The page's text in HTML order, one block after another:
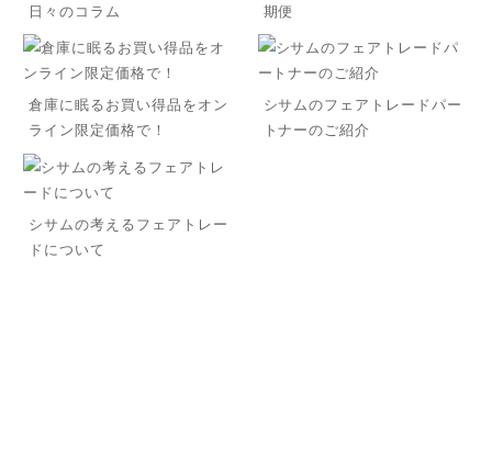
日々のコラム
期便
倉庫に眠るお買い得品をオン
ライン限定価格で！
シサムのフェアトレードパー
トナーのご紹介
シサムの考えるフェアトレー
ドについて